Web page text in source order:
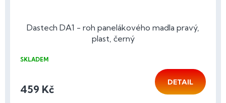
Dastech DA1 - roh panelákového madla pravý,
plast, černý
SKLADEM
459 Kč
DETAIL